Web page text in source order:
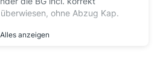
ohne Abzug Kap.
Alles anzeigen